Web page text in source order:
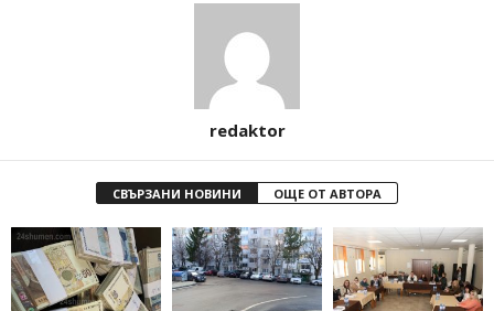
redaktor
СВЪРЗАНИ НОВИНИ ОЩЕ ОТ АВТОРА